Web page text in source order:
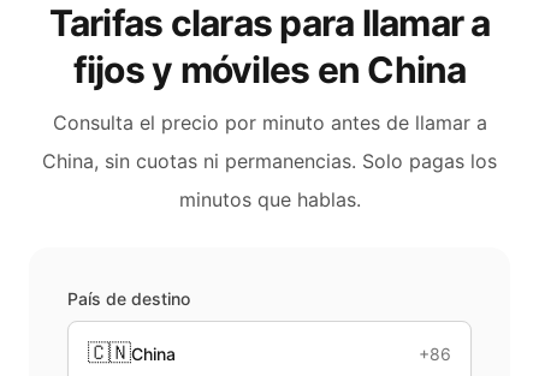
Tarifas claras para llamar a
fijos y móviles en China
Consulta el precio por minuto antes de llamar a
China, sin cuotas ni permanencias. Solo pagas los
minutos que hablas.
País de destino
🇨🇳China +86